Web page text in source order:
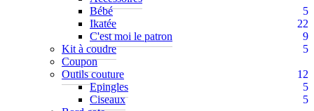
Bébé
5
Ikatée
22
C'est moi le patron
9
Kit à coudre
5
Coupon
Outils couture
12
Epingles
5
Ciseaux
5